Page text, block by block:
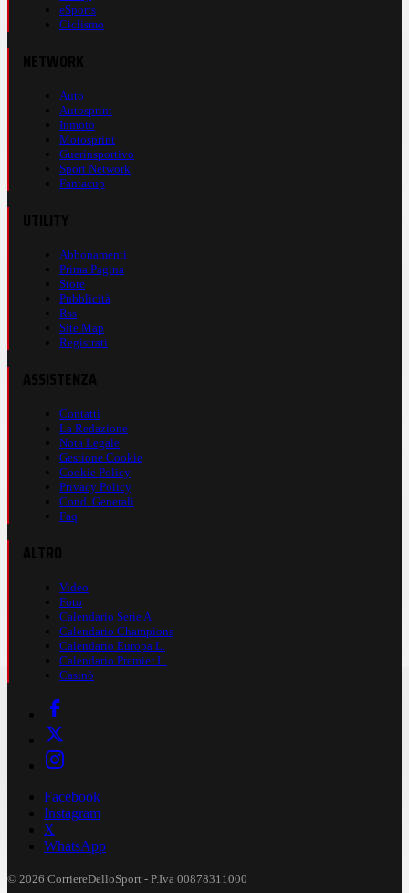
eSports
Ciclismo
Auto
Autosprint
Inmoto
Motosprint
Guerinsportivo
Sport Network
Fantacup
Abbonamenti
Prima Pagina
Store
Pubblicità
Rss
Site Map
Registrati
Contatti
La Redazione
Nota Legale
Gestione Cookie
Cookie Policy
Privacy Policy
Cond. Generali
Faq
Video
Foto
Calendario Serie A
Calendario Champions
Calendario Europa L.
Calendario Premier L.
Casinò
Facebook
Instagram
X
WhatsApp
© 2026 CorriereDelloSport - P.Iva 00878311000